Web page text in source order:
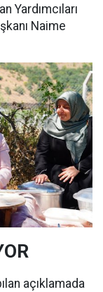
Yardımcıları
Naime
açıklamada